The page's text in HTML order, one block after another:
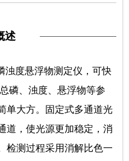
述
浊度悬浮物测定仪，可快
磷、浊度、悬浮物等参
单大方。固定式多通道光
道，使光源更加稳定，消
检测过程采用消解比色一